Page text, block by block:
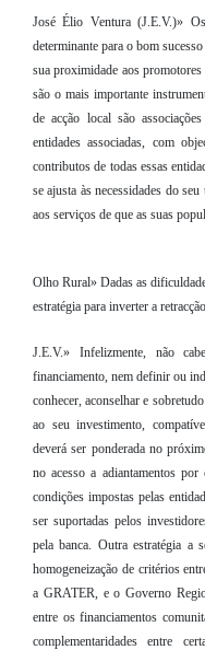
José Élio Ventura (J.E.V.)»
determinante para o bom
sua proximidade aos
são o mais importante
de acção local são
entidades associadas, com
contributos de todas essas
se ajusta às necessidades do
aos serviços de que as suas
Olho Rural» Dadas as
estratégia para inverter a
J.E.V.» Infelizmente, não
financiamento, nem definir ou
conhecer, aconselhar e
ao seu investimento,
deverá ser ponderada no
no acesso a adiantamentos
condições impostas pelas
ser suportadas pelos
pela banca. Outra estratégia a
homogeneização de critérios
a GRATER, e o Governo
entre os financiamentos
complementaridades entre